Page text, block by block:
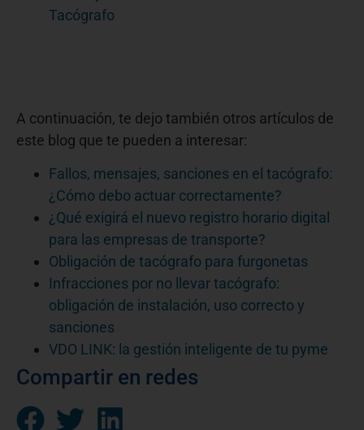
Tacógrafo
A continuación, te dejo también otros artículos de
este blog que te pueden a interesar:
Fallos, mensajes, sanciones en el tacógrafo:
¿Cómo debo actuar correctamente?
¿Qué exigirá el nuevo registro horario digital
para las empresas de transporte?
Obligación de tacógrafo para furgonetas
Infracciones por no llevar tacógrafo:
obligación de instalación, uso correcto y
sanciones
VDO LINK: la gestión inteligente de tu pyme
Compartir en redes